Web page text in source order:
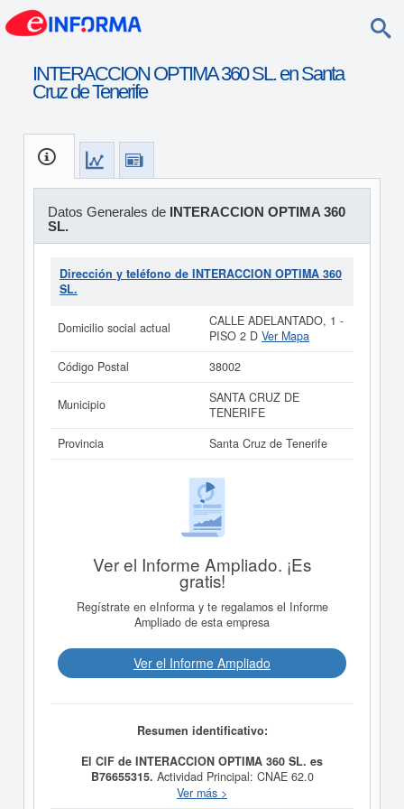
INTERACCION OPTIMA 360 SL. en Santa
Cruz de Tenerife
Datos Generales de INTERACCION OPTIMA 360
SL.
Dirección y teléfono de INTERACCION OPTIMA 360
SL.
Domicilio social actual
CALLE ADELANTADO, 1 -
PISO 2 D Ver Mapa
Código Postal
38002
Municipio
SANTA CRUZ DE
TENERIFE
Provincia
Santa Cruz de Tenerife
Ver el Informe Ampliado. ¡Es
gratis!
Regístrate en eInforma y te regalamos el Informe
Ampliado de esta empresa
Ver el Informe Ampliado
Resumen identificativo:
El CIF de INTERACCION OPTIMA 360 SL. es
B76655315. Actividad Principal: CNAE 62.0
Programación, consultoría y otras actividades
Ver más >